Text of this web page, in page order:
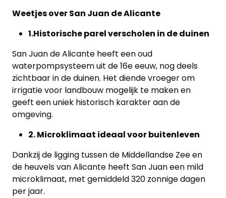
Weetjes over San Juan de Alicante
1.Historische parel verscholen in de duinen
San Juan de Alicante heeft een oud
waterpompsysteem uit de 16e eeuw, nog deels
zichtbaar in de duinen. Het diende vroeger om
irrigatie voor landbouw mogelijk te maken en
geeft een uniek historisch karakter aan de
omgeving.
2. Microklimaat ideaal voor buitenleven
Dankzij de ligging tussen de Middellandse Zee en
de heuvels van Alicante heeft San Juan een mild
microklimaat, met gemiddeld 320 zonnige dagen
per jaar.